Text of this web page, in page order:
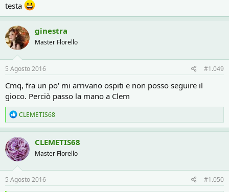
testa
ginestra
Master Florello
5 Agosto 2016 #1.049
Cmq, fra un po' mi arrivano ospiti e non posso seguire il
gioco. Perciò passo la mano a Clem
R
e
a
c
t
i
o
n
s
:
CLEMETIS68
CLEMETIS68
Master Florello
5 Agosto 2016 #1.050